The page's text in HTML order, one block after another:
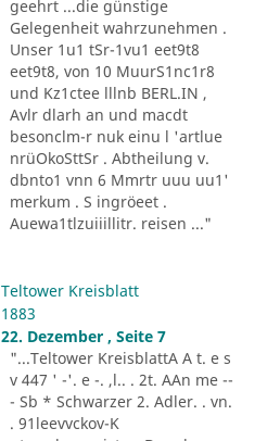
geehrt ...die günstige
Gelegenheit wahrzunehmen .
Unser 1u1 tSr-1vu1 eet9t8
eet9t8, von 10 MuurS1nc1r8
und Kz1ctee lllnb BERL.IN ,
Avlr dlarh an und macdt
besonclm-r nuk einu l 'artlue
nrüOkoSttSr . Abtheilung v.
dbnto1 vnn 6 Mmrtr uuu uu1'
merkum . S ingröeet .
Auewa1tlzuiiillitr. reisen ..."
Teltower Kreisblatt
1883
22. Dezember , Seite 7
"...Teltower KreisblattA A t. e s
v 447 ' -'. e -. ,l.. . 2t. AAn me --
- Sb * Schwarzer 2. Adler. . vn.
. 91leevvckov-K